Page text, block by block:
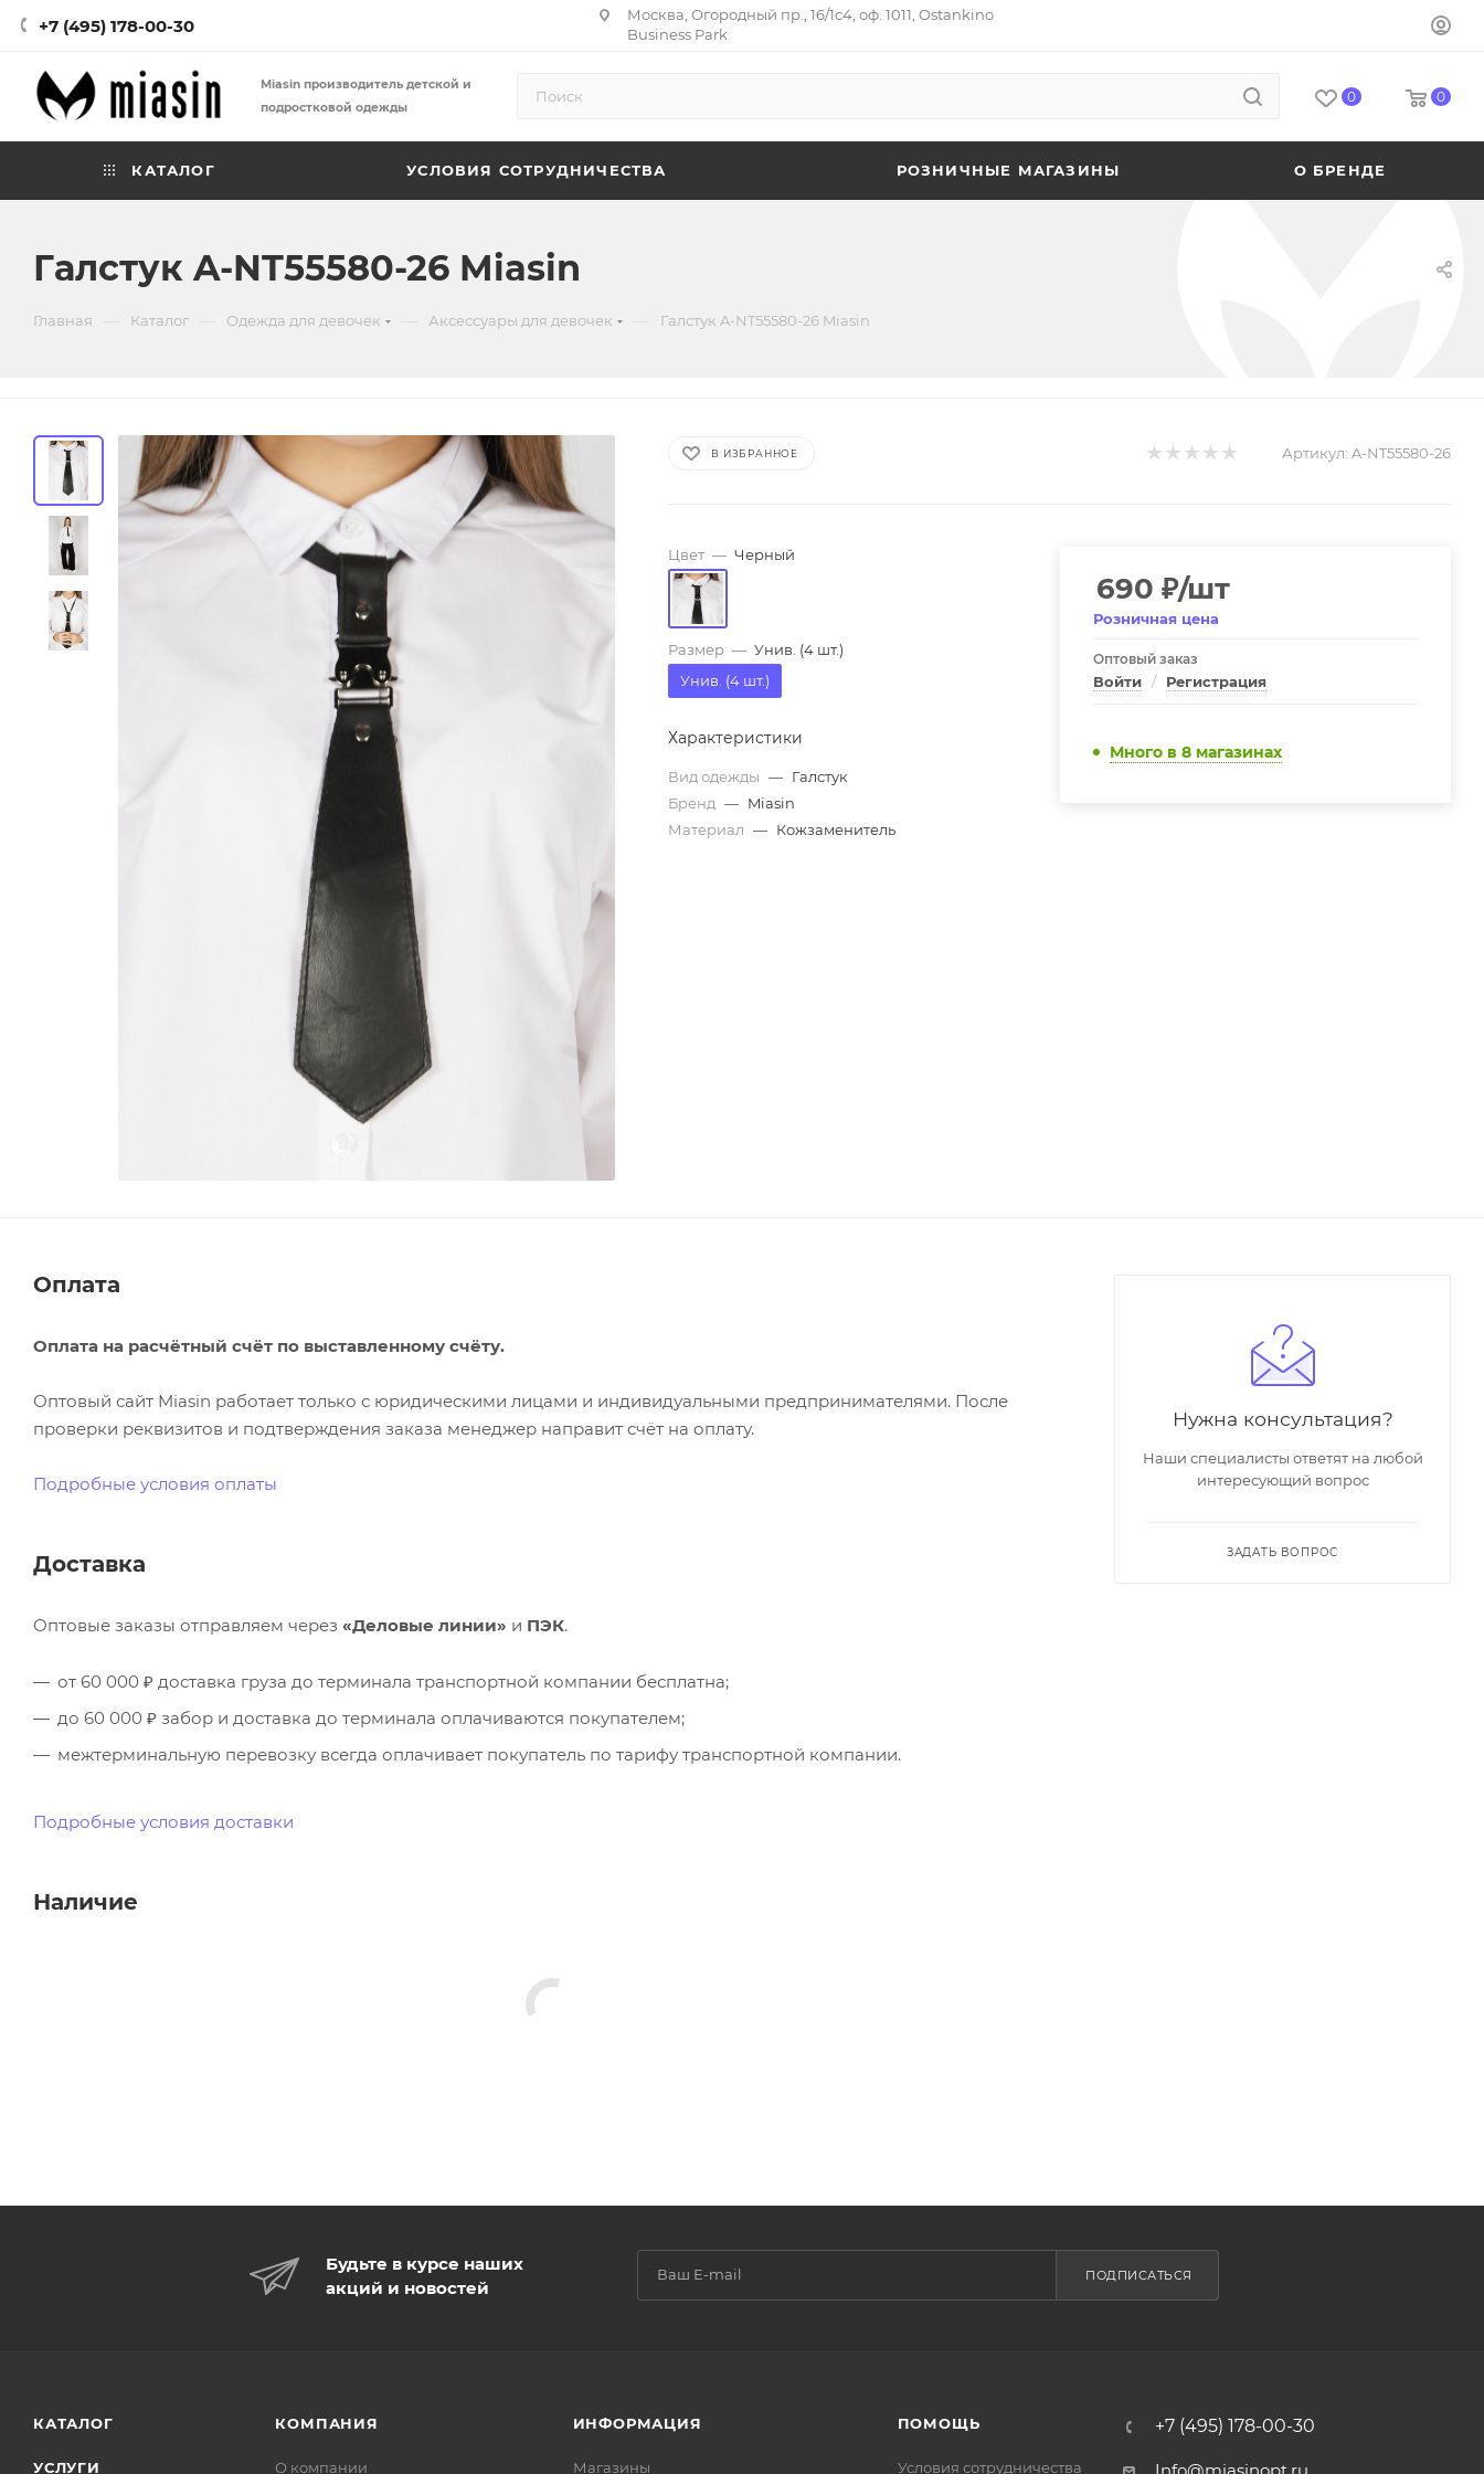
+7 (495) 178-00-30
Москва, Огородный пр., 16/1с4, оф. 1011, Ostankino
Business Park
Miasin производитель детской и
подростковой одежды
0 0
КАТАЛОГ УСЛОВИЯ СОТРУДНИЧЕСТВА РОЗНИЧНЫЕ МАГАЗИНЫ О БРЕНДЕ
Галстук A-NT55580-26 Miasin
Главная Каталог Одежда для девочек Аксессуары для девочек Галстук A-NT55580-26 Miasin
В ИЗБРАННОЕ Артикул: A-NT55580-26
Цвет — Черный
Размер — Унив. (4 шт.)
Унив. (4 шт.)
Характеристики
Вид одежды — Галстук
Бренд — Miasin
Материал — Кожзаменитель
690 ₽/шт
Розничная цена
Оптовый заказ
Войти / Регистрация
Много в 8 магазинах
Оплата
Оплата на расчётный счёт по выставленному счёту.
Оптовый сайт Miasin работает только с юридическими лицами и индивидуальными предпринимателями. После
проверки реквизитов и подтверждения заказа менеджер направит счёт на оплату.
Подробные условия оплаты
Доставка
Оптовые заказы отправляем через «Деловые линии» и ПЭК.
от 60 000 ₽ доставка груза до терминала транспортной компании бесплатна;
до 60 000 ₽ забор и доставка до терминала оплачиваются покупателем;
межтерминальную перевозку всегда оплачивает покупатель по тарифу транспортной компании.
Подробные условия доставки
Наличие
Нужна консультация?
Наши специалисты ответят на любой
интересующий вопрос
ЗАДАТЬ ВОПРОС
Будьте в курсе наших
акций и новостей
ПОДПИСАТЬСЯ
КАТАЛОГ
УСЛУГИ
КОМПАНИЯ
О компании
ИНФОРМАЦИЯ
Магазины
ПОМОЩЬ
Условия сотрудничества
+7 (495) 178-00-30